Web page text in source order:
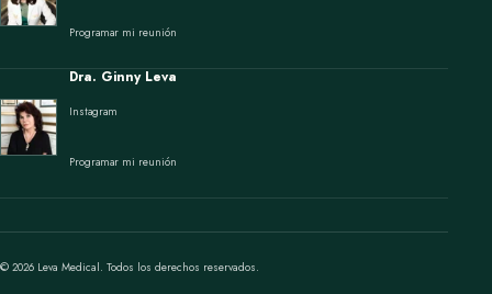
Programar mi reunión
Dra. Ginny Leva
Instagram
Programar mi reunión
© 2026 Leva Medical. Todos los derechos reservados.